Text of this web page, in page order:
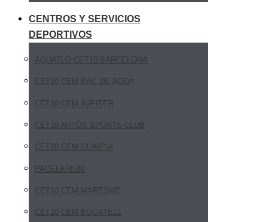
CENTROS Y SERVICIOS
DEPORTIVOS
AQUATLÓ CET10 BARCELONA
CET10 CEM BAC DE RODA
CET10 CEM JÚPITER
CET10 ARTÓS SPORTS CLUB
CET10 CEM OLÍMPIA
PADELARIUM
CET10 CEM MARESME
CET10 CEM BOGATELL